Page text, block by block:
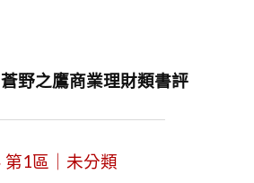
蒼野之鷹商業理財類書評
第1區｜未分類